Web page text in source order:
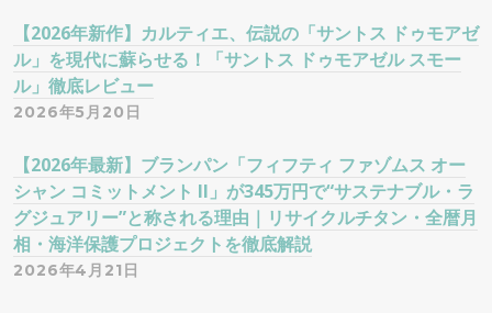
【2026年新作】カルティエ、伝説の「サントス ドゥモアゼ
ル」を現代に蘇らせる！「サントス ドゥモアゼル スモー
ル」徹底レビュー
2026年5月20日
【2026年最新】ブランパン「フィフティ ファゾムス オー
シャン コミットメント II」が345万円で“サステナブル・ラ
グジュアリー”と称される理由｜リサイクルチタン・全暦月
相・海洋保護プロジェクトを徹底解説
2026年4月21日